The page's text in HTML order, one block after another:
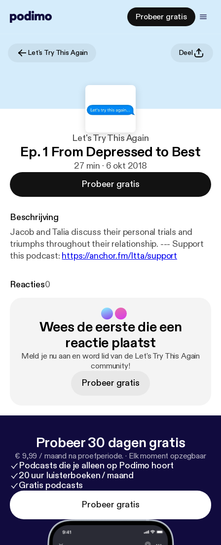
Probeer gratis
Let's Try This Again Deel
Let's Try This Again
Ep. 1 From Depressed to Best
27 min · 6 okt 2018
Probeer gratis
Beschrijving
Jacob and Talia discuss their personal trials and
triumphs throughout their relationship. --- Support
this podcast: https://anchor.fm/ltta/support
Reacties0
Wees de eerste die een
reactie plaatst
Meld je nu aan en word lid van de Let's Try This Again
community!
Probeer gratis
Probeer 30 dagen gratis
€ 9,99 / maand na proefperiode. · Elk moment opzegbaar
Podcasts die je alleen op Podimo hoort
20 uur luisterboeken / maand
Gratis podcasts
Probeer gratis